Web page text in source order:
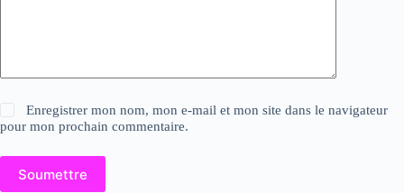
Enregistrer mon nom, mon e-mail et mon site dans le navigateur
pour mon prochain commentaire.
Soumettre